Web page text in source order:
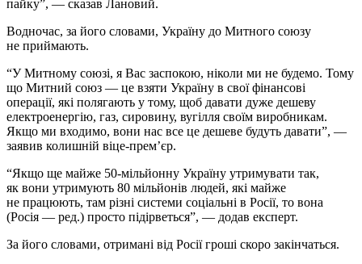
пайку”, — сказав Лановий.
Водночас, за його словами, Україну до Митного союзу
не приймають.
“У Митному союзі, я Вас заспокою, ніколи ми не будемо. Тому
що Митний союз — це взяти Україну в свої фінансові
операції, які полягають у тому, щоб давати дуже дешеву
електроенергію, газ, сировину, вугілля своїм виробникам.
Якщо ми входимо, вони нас все це дешеве будуть давати”, —
заявив колишній віце-прем’єр.
“Якщо ще майже 50-мільйонну Україну утримувати так,
як вони утримують 80 мільйонів людей, які майже
не працюють, там різні системи соціальні в Росії, то вона
(Росія — ред.) просто підірветься”, — додав експерт.
За його словами, отримані від Росії гроші скоро закінчаться.